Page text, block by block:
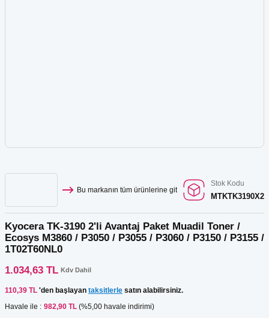
Bu markanın tüm ürünlerine git
Stok Kodu
MTKTK3190X2
Kyocera TK-3190 2'li Avantaj Paket Muadil Toner /
Ecosys M3860 / P3050 / P3055 / P3060 / P3150 / P3155 /
1T02T60NL0
1.034,63 TL Kdv Dahil
110,39 TL 'den başlayan taksitlerle satın alabilirsiniz.
Havale ile : 982,90 TL (%5,00 havale indirimi)